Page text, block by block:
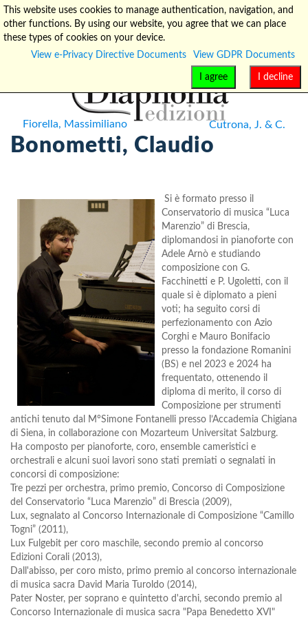
info@diaphonia.net +39-090-8931952
Fiorella, Massimiliano Cutrona, J. & C.
Bonometti, Claudio
Si è formato presso il
Conservatorio di musica “Luca
Marenzio” di Brescia,
diplomandosi in pianoforte con
Adele Arnò e studiando
composizione con G.
Facchinetti e P. Ugoletti, con il
quale si è diplomato a pieni
voti; ha seguito corsi di
perfezionamento con Azio
Corghi e Mauro Bonifacio
presso la fondazione Romanini
(BS) e nel 2023 e 2024 ha
frequentato, ottenendo il
diploma di merito, il corso di
Composizione per strumenti
antichi tenuto dal M°Simone Fontanelli presso l’Accademia Chigiana
di Siena, in collaborazione con Mozarteum Universitat Salzburg.
Ha composto per pianoforte, coro, ensemble cameristici e
orchestrali e alcuni suoi lavori sono stati premiati o segnalati in
concorsi di composizione:
Tre pezzi per orchestra, primo premio, Concorso di Composizione
del Conservatorio “Luca Marenzio” di Brescia (2009),
Lux, segnalato al Concorso Internazionale di Composizione “Camillo
Togni” (2011),
Lux Fulgebit per coro maschile, secondo premio al concorso
Edizioni Corali (2013),
Dall'abisso, per coro misto, primo premio al concorso internazionale
di musica sacra David Maria Turoldo (2014),
Pater Noster, per soprano e quintetto d'archi, secondo premio al
Concorso Internazionale di musica sacra "Papa Benedetto XVI"
This website uses cookies to manage authentication, navigation, and
other functions. By using our website, you agree that we can place
these types of cookies on your device.
View e-Privacy Directive Documents
View GDPR Documents
I decline
I agree